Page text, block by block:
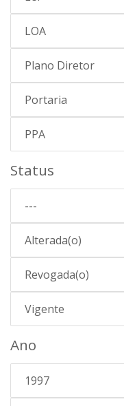
LOA
Plano Diretor
Portaria
PPA
Status
---
Alterada(o)
Revogada(o)
Vigente
Ano
1997